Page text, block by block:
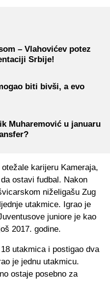
– Vlahovićev potez
Srbije!
biti bivši, a evo
Muharemović u januaru
karijeru Kameraja,
ostavi fudbal. Nakon
niželigašu Zug
utakmice. Igrao je
juniore je kao
2017. godine.
utakmica i postigao dva
je jednu utakmicu.
ostaje posebno za